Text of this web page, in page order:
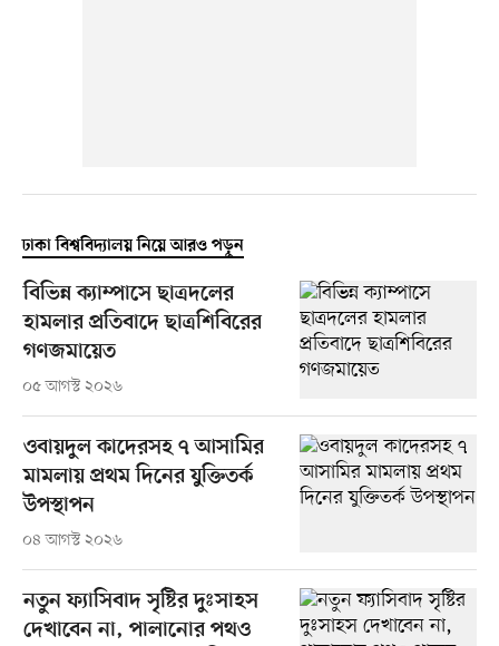
ঢাকা বিশ্ববিদ্যালয় নিয়ে আরও পড়ুন
বিভিন্ন ক্যাম্পাসে ছাত্রদলের
হামলার প্রতিবাদে ছাত্রশিবিরের
গণজমায়েত
০৫ আগস্ট ২০২৬
ওবায়দুল কাদেরসহ ৭ আসামির
মামলায় প্রথম দিনের যুক্তিতর্ক
উপস্থাপন
০৪ আগস্ট ২০২৬
নতুন ফ্যাসিবাদ সৃষ্টির দুঃসাহস
দেখাবেন না, পালানোর পথও